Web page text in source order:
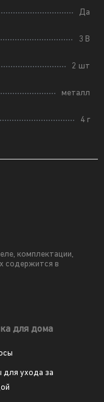
Да
3 В
2 шт
металл
4 г
комплектации,
содержится в
для дома
для ухода за